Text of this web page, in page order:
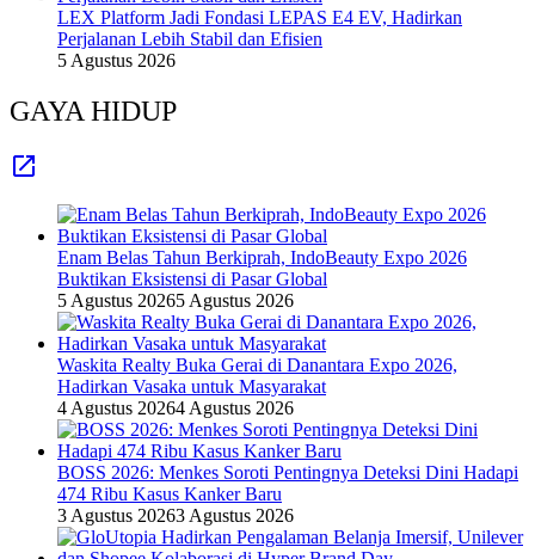
LEX Platform Jadi Fondasi LEPAS E4 EV, Hadirkan
Perjalanan Lebih Stabil dan Efisien
5 Agustus 2026
GAYA HIDUP
Enam Belas Tahun Berkiprah, IndoBeauty Expo 2026
Buktikan Eksistensi di Pasar Global
5 Agustus 20265 Agustus 2026
Waskita Realty Buka Gerai di Danantara Expo 2026,
Hadirkan Vasaka untuk Masyarakat
4 Agustus 20264 Agustus 2026
BOSS 2026: Menkes Soroti Pentingnya Deteksi Dini Hadapi
474 Ribu Kasus Kanker Baru
3 Agustus 20263 Agustus 2026